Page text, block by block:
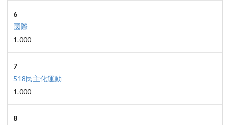
6
國際
1.000
7
518民主化運動
1.000
8